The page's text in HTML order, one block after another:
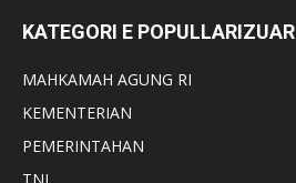
KATEGORI E POPULLARIZUAR
MAHKAMAH AGUNG RI
KEMENTERIAN
PEMERINTAHAN